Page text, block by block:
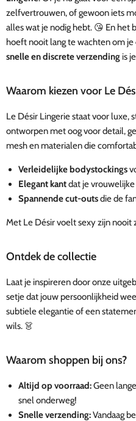
zelfvertrouwen, of gewoon iets
alles wat je nodig hebt. 😘 En het
hoeft nooit lang te wachten om
snelle en discrete verzending is
Waarom kiezen voor Le
Le Désir Lingerie staat voor luxe,
ontworpen met oog voor detail,
mesh en materialen die
Verleidelijke bodystockings
Elegant kantdat je
Spannende cut-outsdie de
Met Le Désir voelt sexy zijn nooit
Ontdek de collectie
Laat je inspireren door onze
setje dat jouw persoonlijkheid
subtiele elegantie of een
wils. 👗
Waarom shoppen bij ons?
Altijd op voorraad:Geen
snel onderweg!
Snelle verzending:Vandaag